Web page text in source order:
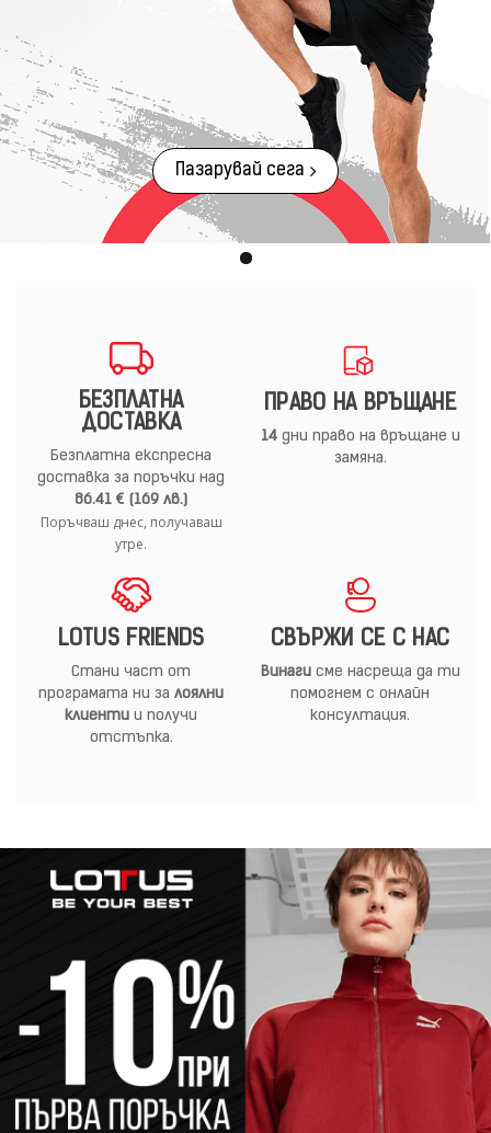
Пазарувай сега
БЕЗПЛАТНА
ДОСТАВКА
Безплатна експресна
доставка за поръчки над
86.41 € (169 лв.)
Поръчваш днес, получаваш
утре.
ПРАВО НА ВРЪЩАНЕ
14дни право на връщане и
замяна.
LOTUS FRIENDS
Стани част от
програмата ни за лоялни
клиенти и получи
отстъпка.
СВЪРЖИ СЕ С НАС
Винагисме насреща да ти
помогнем с онлайн
консултация.